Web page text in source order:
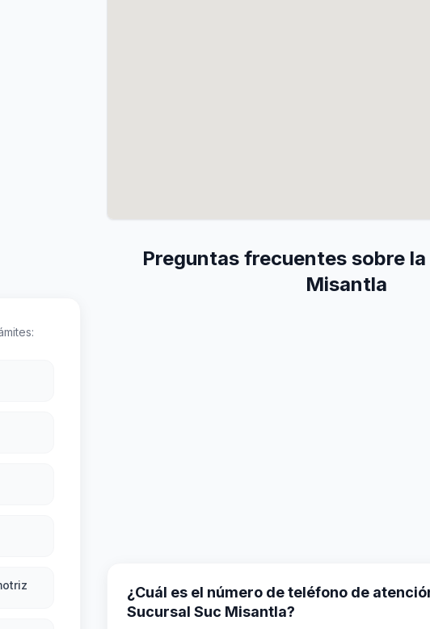
Preguntas frecuentes sobre
Misantla
¿Cuál es el número de teléfono de
Sucursal Suc Misantla?